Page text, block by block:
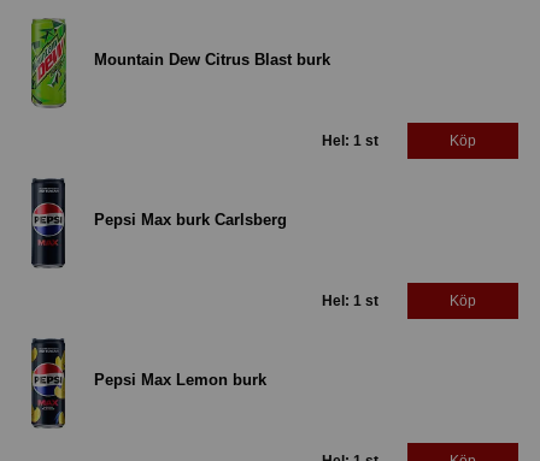
Mountain Dew Citrus Blast burk
Hel: 1 st Köp
Pepsi Max burk Carlsberg
Hel: 1 st Köp
Pepsi Max Lemon burk